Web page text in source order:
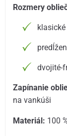
Rozmery
dvojité-
Zapínanie
na vankúši
Materiál: 100